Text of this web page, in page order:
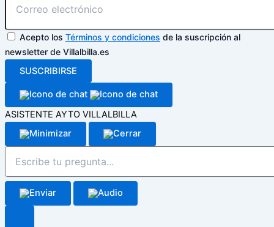
Acepto los Términos y condiciones de la suscripción al
newsletter de Villalbilla.es
SUSCRIBIRSE
ASISTENTE AYTO VILLALBILLA